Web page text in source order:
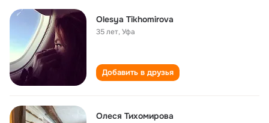
Olesya Tikhomirova
35 лет,Уфа
Добавить в друзья
Олеся Тихомирова